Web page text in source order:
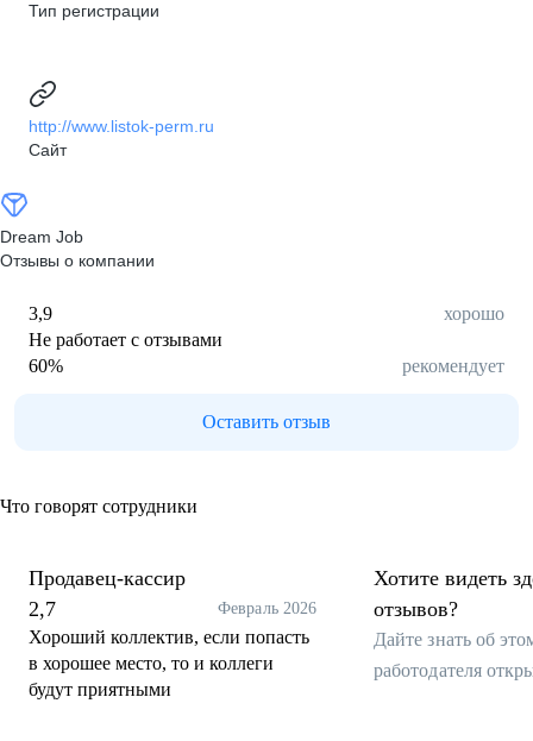
Тип регистрации
http://www.listok-perm.ru
Сайт
Dream Job
Отзывы о компании
3,9
хорошо
Не работает с отзывами
60% рекомендует
Оставить отзыв
Что говорят сотрудники
Продавец-кассир
2,7
Февраль 2026
Хороший коллектив, если попасть
в хорошее место, то и коллеги
будут приятными
Хотите видеть
отзывов?
Дайте знать об
работодателя